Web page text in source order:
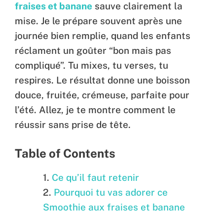
fraises et banane sauve clairement la
mise. Je le prépare souvent après une
journée bien remplie, quand les enfants
réclament un goûter “bon mais pas
compliqué”. Tu mixes, tu verses, tu
respires. Le résultat donne une boisson
douce, fruitée, crémeuse, parfaite pour
l’été. Allez, je te montre comment le
réussir sans prise de tête.
Table of Contents
Ce qu’il faut retenir
Pourquoi tu vas adorer ce
Smoothie aux fraises et banane